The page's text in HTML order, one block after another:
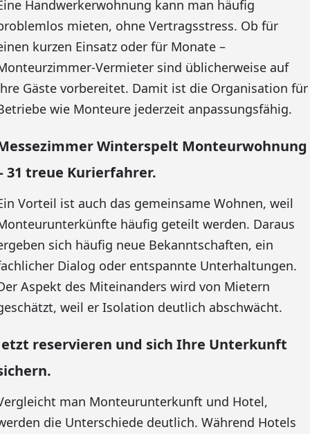
Handwerkerwohnung kann man häufig
mieten, ohne Vertragsstress. Ob für
kurzen Einsatz oder für Monate –
Vermieter sind üblicherweise auf
Gäste vorbereitet. Damit ist die Organisation für
wie Monteure jederzeit anpassungsfähig.
Winterspelt Monteurwohnung
31 treue Kurierfahrer.
Vorteil ist auch das gemeinsame Wohnen, weil
häufig geteilt werden. Daraus
sich häufig neue Bekanntschaften, ein
Dialog oder entspannte Unterhaltungen.
Aspekt des Miteinanders wird von Mietern
weil er Isolation deutlich abschwächt.
reservieren und sich Ihre Unterkunft
man Monteurunterkunft und Hotel,
die Unterschiede deutlich. Während Hotels